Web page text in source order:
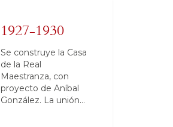
1927-1930
Se construye la Casa
de la Real
Maestranza, con
proyecto de Aníbal
González. La unión…